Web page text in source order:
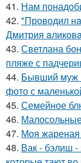
41. Нам
42. "Проводил
Дмитрия
43. Светлана
пляже с
44. Бывший муж
фото с
45. Семейное
46.
47. Моя жареная
48. Вак - бэлиш -